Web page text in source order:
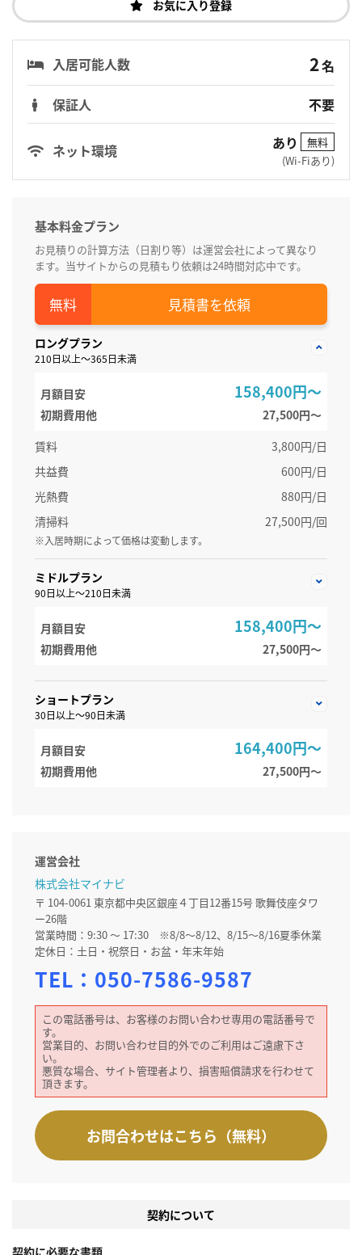
お気に入り登録
入居可能人数 2名
保証人
不要
ネット環境 あり
無料
(Wi-Fiあり)
基本料金プラン
お見積りの計算方法（日割り等）は運営会社によって異なり
ます。当サイトからの見積もり依頼は24時間対応中です。
見積書を依頼
ロングプラン
210日以上～365日未満
月額目安 158,400円～
初期費用他
27,500円〜
賃料
3,800円/日
共益費
600円/日
光熱費
880円/日
清掃料
27,500円/回
※入居時期によって価格は変動します。
ミドルプラン
90日以上～210日未満
月額目安 158,400円～
初期費用他 27,500円〜
ショートプラン
30日以上～90日未満
月額目安 164,400円～
初期費用他 27,500円〜
運営会社
株式会社マイナビ
〒 104-0061 東京都中央区銀座４丁目12番15号 歌舞伎座タワ
ー26階
営業時間：9:30 ～ 17:30 ※8/8～8/12、8/15～8/16夏季休業
定休日：土日・祝祭日・お盆・年末年始
TEL： 050-7586-9587
この電話番号は、お客様のお問い合わせ専用の電話番号で
す。
営業目的、お問い合わせ目的外でのご利用はご遠慮下さ
い。
悪質な場合、サイト管理者より、損害賠償請求を行わせて
頂きます。
お問合わせはこちら（無料）
契約について